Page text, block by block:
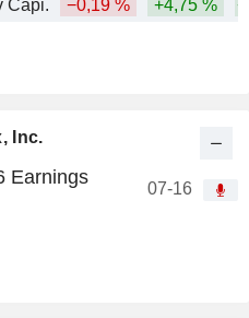
Inc.
Earnings
07-16
Capi.
−0,19 % +4,75 %